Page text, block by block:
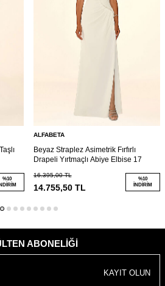
%10
İNDIRIM
ALFABETA
Beyaz Straplez Asimetrik Fırfırlı
Drapeli Yırtmaçlı Abiye Elbise 17
16.395,00TL
14.755,50TL
%10
İNDIRIM
ABONELIĞI
KAYIT OLUN